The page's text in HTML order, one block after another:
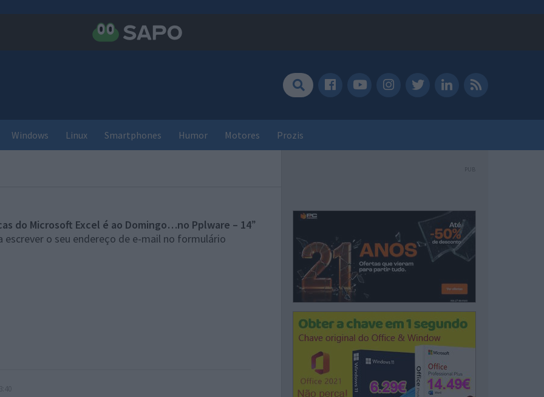
Windows Linux Smartphones Humor Motores Prozis
do Microsoft Excel é ao Domingo…no Pplware – 14”
o seu endereço de e-mail no formulário
PUB